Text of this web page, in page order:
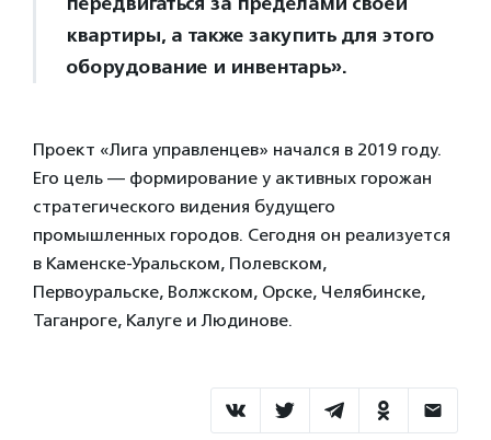
квартиры, а также закупить для этого
оборудование и инвентарь».
Проект «Лига управленцев» начался в 2019 году.
Его цель — формирование у активных горожан
стратегического видения будущего
промышленных городов. Сегодня он реализуется
в Каменске-Уральском, Полевском,
Первоуральске, Волжском, Орске, Челябинске,
Таганроге, Калуге и Людинове.